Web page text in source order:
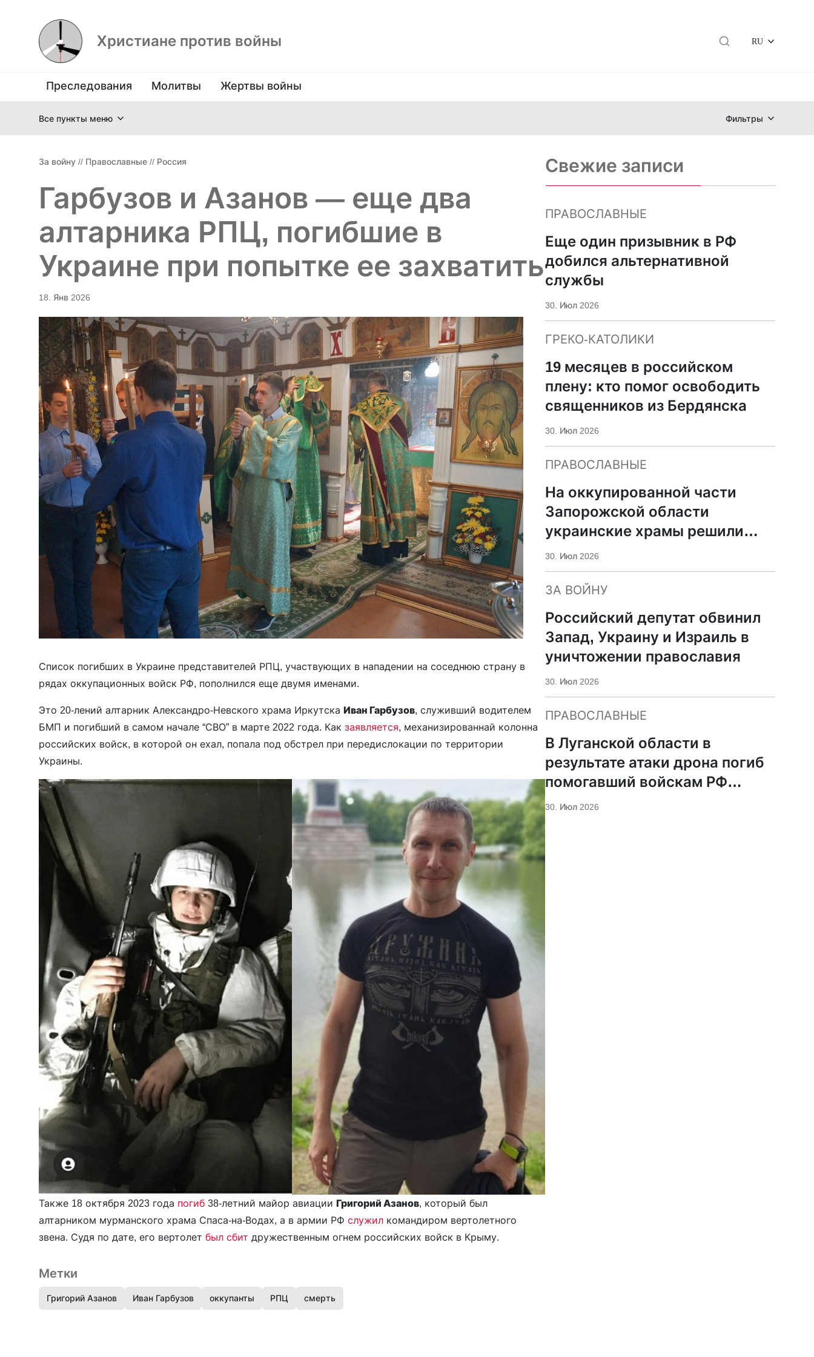
Христиане против войны RU
Преследования Молитвы Жертвы войны
Все пункты меню Фильтры
За войну // Православные // Россия
Гарбузов и Азанов — еще два
алтарника РПЦ, погибшие в
Украине при попытке ее захватить
18. Янв 2026
Список погибших в Украине представителей РПЦ, участвующих в нападении на соседнюю страну в
рядах оккупационных войск РФ, пополнился еще двумя именами.
Это 20-лений алтарник Александро-Невского храма Иркутска Иван Гарбузов, служивший водителем
БМП и погибший в самом начале “СВО” в марте 2022 года. Как заявляется, механизированнай колонна
российских войск, в которой он ехал, попала под обстрел при передислокации по территории
Украины.
Также 18 октября 2023 года погиб 38-летний майор авиации Григорий Азанов, который был
алтарником мурманского храма Спаса-на-Водах, а в армии РФ служил командиром вертолетного
звена. Судя по дате, его вертолет был сбит дружественным огнем российских войск в Крыму.
Метки
Григорий Азанов Иван Гарбузов оккупанты РПЦ смерть
Свежие записи
ПРАВОСЛАВНЫЕ
Еще один призывник в РФ
добился альтернативной
службы
30. Июл 2026
ГРЕКО-КАТОЛИКИ
19 месяцев в российском
плену: кто помог освободить
священников из Бердянска
30. Июл 2026
ПРАВОСЛАВНЫЕ
На оккупированной части
Запорожской области
украинские храмы решили
передать РПЦ
30. Июл 2026
ЗА ВОЙНУ
Российский депутат обвинил
Запад, Украину и Израиль в
уничтожении православия
30. Июл 2026
ПРАВОСЛАВНЫЕ
В Луганской области в
результате атаки дрона погиб
помогавший войскам РФ
монах-доброволец
30. Июл 2026